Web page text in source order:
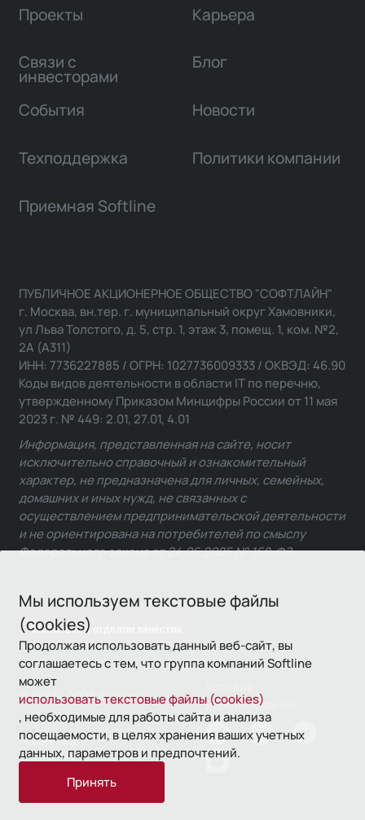
Мы используем текстовые файлы
(cookies)
Продолжая использовать данный веб-сайт, вы
соглашаетесь с тем, что группа компаний Softline
может
использовать текстовые файлы (cookies)
, необходимые для работы сайта и анализа
посещаемости, в целях хранения ваших учетных
данных, параметров и предпочтений.
Принять
Проекты
Связи с
инвесторами
Карьера
Блог
События Новости
Техподдержка Политики компании
Приемная Softline
Связаться с отделом качества
ПУБЛИЧНОЕ АКЦИОНЕРНОЕ ОБЩЕСТВО "СОФТЛАЙН"
г. Москва, вн.тер. г. муниципальный округ Хамовники,
ул Льва Толстого, д. 5, стр. 1, этаж 3, помещ. 1, ком. №2,
2А (А311)
ИНН: 7736227885 / ОГРН: 1027736009333 / ОКВЭД: 46.90
Коды видов деятельности в области IT по перечню,
утвержденному Приказом Минцифры России от 11 мая
2023 г. № 449: 2.01, 27.01, 4.01
Информация, представленная на сайте, носит
исключительно справочный и ознакомительный
характер, не предназначена для личных, семейных,
домашних и иных нужд, не связанных с
осуществлением предпринимательской деятельности
и не ориентирована на потребителей по смыслу
Федерального закона от 24.06.2025 № 168-ФЗ.
© 1993—2026 Softline
использования
Политика
конфиденциальности